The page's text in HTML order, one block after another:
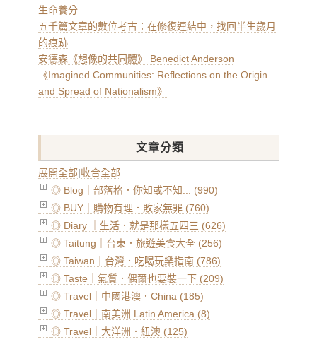
生命養分
五千篇文章的數位考古：在修復連結中，找回半生歲月
的痕跡
安德森《想像的共同體》 Benedict Anderson
《Imagined Communities: Reflections on the Origin
and Spread of Nationalism》
文章分類
展開全部|收合全部
◎ Blog｜部落格．你知或不知... (990)
◎ BUY｜購物有理．敗家無罪 (760)
◎ Diary ｜生活．就是那樣五四三 (626)
◎ Taitung｜台東．旅遊美食大全 (256)
◎ Taiwan｜台灣．吃喝玩樂指南 (786)
◎ Taste｜氣質．偶爾也要裝一下 (209)
◎ Travel｜中國港澳．China (185)
◎ Travel｜南美洲 Latin America (8)
◎ Travel｜大洋洲．紐澳 (125)